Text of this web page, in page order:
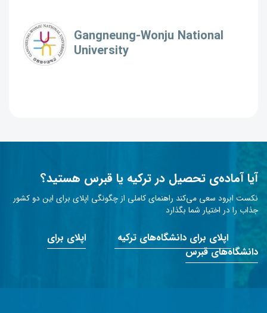
Gangneung-Wonju National
University
آیا آماده‌ی تحصیل در ترکیه یا قبرس هستید؟
نکست ابرود سعی می‌کند راهنمای کاملی از چگونگی اپلای برای این دو کشور
جذاب را در اختیار شما بگذارد
اپلای برای دانشگاه‌های ترکیه
اپلای برای
دانشگاه‌های قبرس